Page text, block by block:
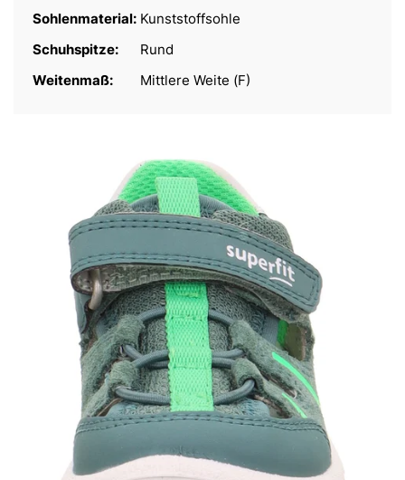
Sohlenmaterial: Kunststoffsohle
Schuhspitze:
Rund
Weitenmaß:
Mittlere Weite (F)